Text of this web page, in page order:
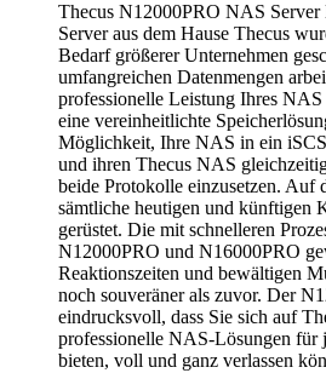
Thecus N12000PRO NAS
Server aus dem Hause Thecus
Bedarf größerer Unternehmen
umfangreichen Datenmengen
professionelle Leistung Ihres
eine vereinheitlichte
Möglichkeit, Ihre NAS in ein
und ihren Thecus NAS
beide Protokolle einzusetzen. Auf
sämtliche heutigen und künftigen
gerüstet. Die mit schnelleren
N12000PRO und N16000PRO
Reaktionszeiten und bewältigen
noch souveräner als zuvor. Der
eindrucksvoll, dass Sie sich auf
professionelle NAS-Lösungen für
bieten, voll und ganz verlassen